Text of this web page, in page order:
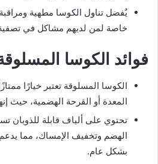
يُفضل تناول الكوسا مطهية
خاصة لمن لديهم مشاكل في
فوائد الكوسا
الكوسا المسلوقة تعتبر خيارًا
المعدة أو القرحة الهضمية، حيث
تحتوي على ألياف قابلة للذوبان
الهضم وتخفيف الإمساك، مما
بشكل عام.